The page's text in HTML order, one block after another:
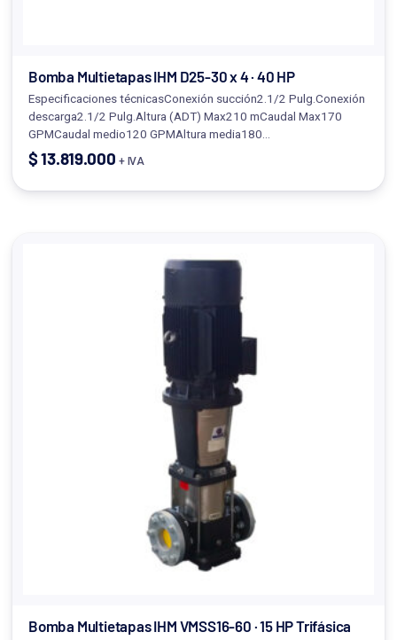
Bomba Multietapas IHM D25-30 x 4 · 40 HP
Especificaciones técnicasConexión succión2.1/2 Pulg.Conexión
descarga2.1/2 Pulg.Altura (ADT) Max210 mCaudal Max170
GPMCaudal medio120 GPMAltura media180…
$13.819.000 + IVA
Bomba Multietapas IHM VMSS16-60 · 15 HP Trifásica